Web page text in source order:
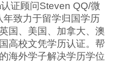
认证顾问Steven QQ/微
年致力于留学归国学历
国、美国、加拿大、澳
高校文凭学历认证。帮
海外学子解决学历学位